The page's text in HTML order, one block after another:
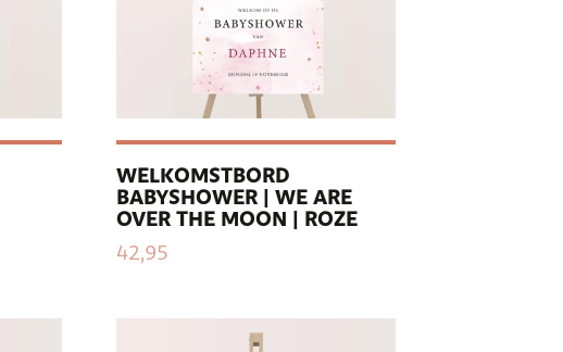
WELKOMSTBORD
BABYSHOWER | WE ARE
OVER THE MOON | ROZE
42,95